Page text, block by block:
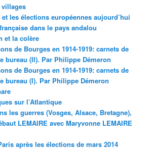
les élections européennes aujourd’hui
dans le pays andalou
et la colère
de Bourges en 1914-1919: carnets de
bureau (II). Par Philippe Démeron
de Bourges en 1914-1919: carnets de
bureau (I). Par Philippe Démeron
sur l’Atlantique
les guerres (Vosges, Alsace, Bretagne),
LEMAIRE avec Maryvonne LEMAIRE
après les élections de mars 2014